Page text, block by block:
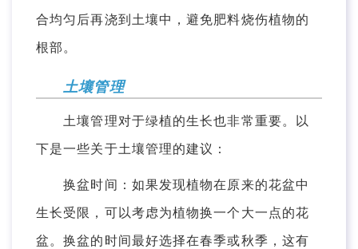
合均匀后再浇到土壤中，避免肥料烧伤植物的
根部。
土壤管理
土壤管理对于绿植的生长也非常重要。以
下是一些关于土壤管理的建议：
换盆时间：如果发现植物在原来的花盆中
生长受限，可以考虑为植物换一个大一点的花
盆。换盆的时间最好选择在春季或秋季，这有